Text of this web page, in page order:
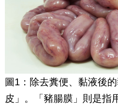
圖1：除去糞便、黏液後
皮」。「豬腸膜」則是指